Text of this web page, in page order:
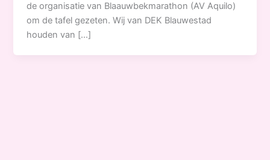
de organisatie van Blaauwbekmarathon (AV Aquilo)
om de tafel gezeten. Wij van DEK Blauwestad
houden van […]